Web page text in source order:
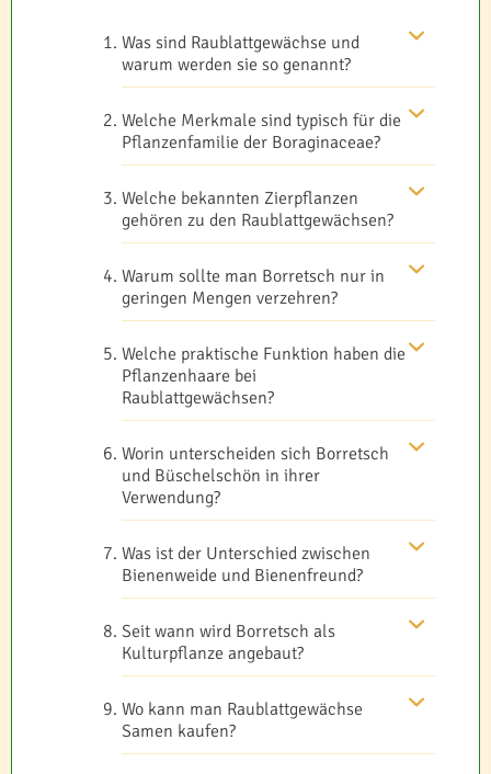
Was sind Raublattgewächse und
warum werden sie so genannt?
Welche Merkmale sind typisch für die
Pflanzenfamilie der Boraginaceae?
Welche bekannten Zierpflanzen
gehören zu den Raublattgewächsen?
Warum sollte man Borretsch nur in
geringen Mengen verzehren?
Welche praktische Funktion haben die
Pflanzenhaare bei
Raublattgewächsen?
Worin unterscheiden sich Borretsch
und Büschelschön in ihrer
Verwendung?
Was ist der Unterschied zwischen
Bienenweide und Bienenfreund?
Seit wann wird Borretsch als
Kulturpflanze angebaut?
Wo kann man Raublattgewächse
Samen kaufen?